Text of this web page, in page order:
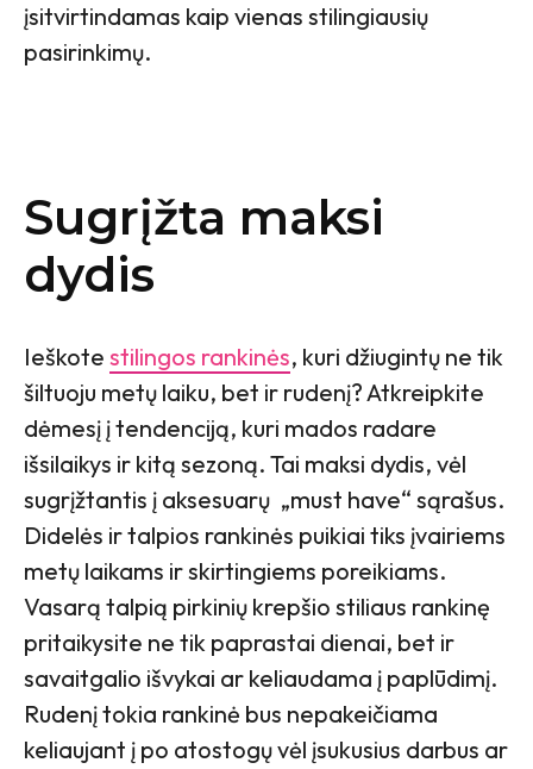
įsitvirtindamas kaip vienas stilingiausių
pasirinkimų.
Sugrįžta maksi
dydis
Ieškote stilingos rankinės, kuri džiugintų ne tik
šiltuoju metų laiku, bet ir rudenį? Atkreipkite
dėmesį į tendenciją, kuri mados radare
išsilaikys ir kitą sezoną. Tai maksi dydis, vėl
sugrįžtantis į aksesuarų „must have“ sąrašus.
Didelės ir talpios rankinės puikiai tiks įvairiems
metų laikams ir skirtingiems poreikiams.
Vasarą talpią pirkinių krepšio stiliaus rankinę
pritaikysite ne tik paprastai dienai, bet ir
savaitgalio išvykai ar keliaudama į paplūdimį.
Rudenį tokia rankinė bus nepakeičiama
keliaujant į po atostogų vėl įsukusius darbus ar